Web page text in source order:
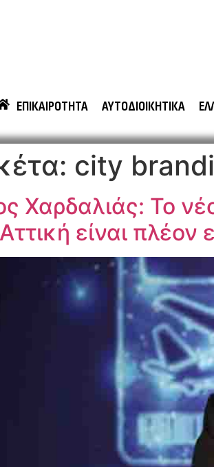
ΕΠΙΚΑΙΡΟΤΗΤΑ ΑΥΤΟΔΙΟΙΚΗΤΙΚΑ
city
Χαρδαλιάς: Το
είναι πλέον